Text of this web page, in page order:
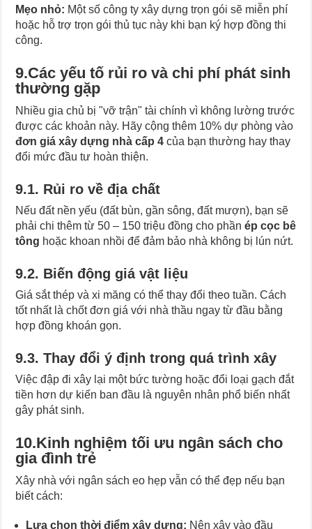
Mẹo nhỏ: Một số công ty xây dựng trọn gói sẽ miễn phí
hoặc hỗ trợ trọn gói thủ tục này khi bạn ký hợp đồng thi
công.
9.Các yếu tố rủi ro và chi phí phát sinh
thường gặp
Nhiều gia chủ bị "vỡ trận" tài chính vì không lường trước
được các khoản này. Hãy cộng thêm 10% dự phòng vào
đơn giá xây dựng nhà cấp 4 của bạn thường hay thay
đổi mức đầu tư hoàn thiện.
9.1. Rủi ro về địa chất
Nếu đất nền yếu (đất bùn, gần sông, đất mượn), bạn sẽ
phải chi thêm từ 50 – 150 triệu đồng cho phầnép cọc bê
tông hoặc khoan nhồi để đảm bảo nhà không bị lún nứt.
9.2. Biến động giá vật liệu
Giá sắt thép và xi măng có thể thay đổi theo tuần. Cách
tốt nhất là chốt đơn giá với nhà thầu ngay từ đầu bằng
hợp đồng khoán gọn.
9.3. Thay đổi ý định trong quá trình xây
Việc đập đi xây lại một bức tường hoặc đổi loại gạch đắt
tiền hơn dự kiến ban đầu là nguyên nhân phổ biến nhất
gây phát sinh.
10.Kinh nghiệm tối ưu ngân sách cho
gia đình trẻ
Xây nhà với ngân sách eo hẹp vẫn có thể đẹp nếu bạn
biết cách:
Lựa chọn thời điểm xây dựng: Nên xây vào đầu